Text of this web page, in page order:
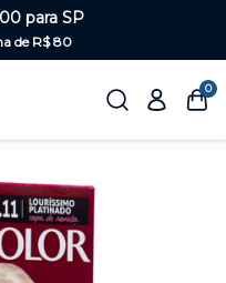
para SP
de R$ 80
0